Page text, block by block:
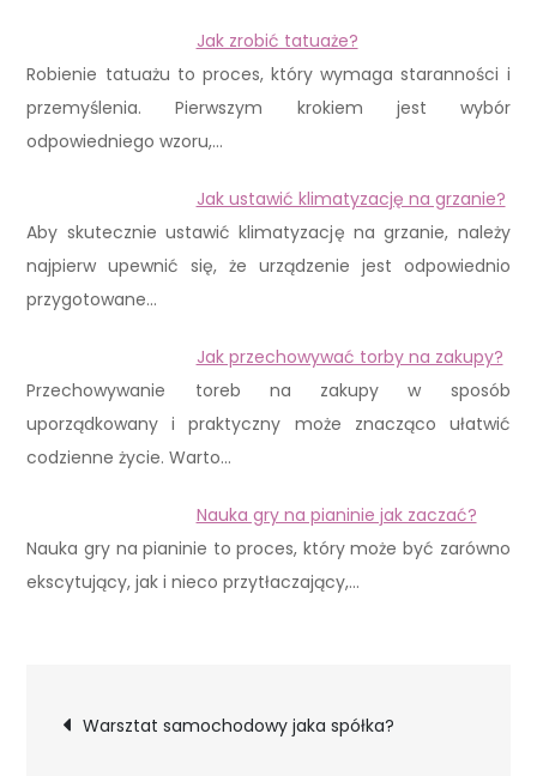
Jak zrobić tatuaże?
Robienie tatuażu to proces, który wymaga staranności i
przemyślenia. Pierwszym krokiem jest wybór
odpowiedniego wzoru,…
Jak ustawić klimatyzację na grzanie?
Aby skutecznie ustawić klimatyzację na grzanie, należy
najpierw upewnić się, że urządzenie jest odpowiednio
przygotowane…
Jak przechowywać torby na zakupy?
Przechowywanie toreb na zakupy w sposób
uporządkowany i praktyczny może znacząco ułatwić
codzienne życie. Warto…
Nauka gry na pianinie jak zaczać?
Nauka gry na pianinie to proces, który może być zarówno
ekscytujący, jak i nieco przytłaczający,…
Nawigacja
Warsztat samochodowy jaka spółka?